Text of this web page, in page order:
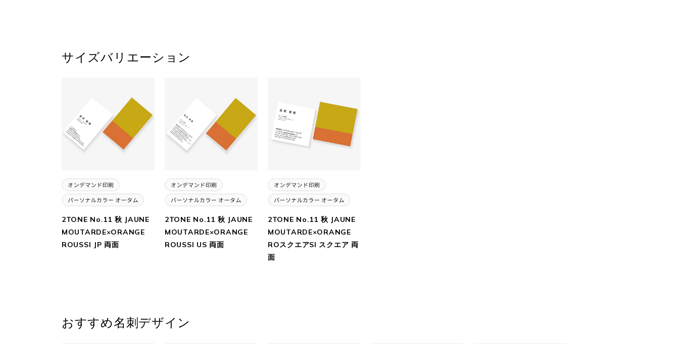
サイズバリエーション
2TONE No.11 秋 JAUNE
MOUTARDE×ORANGE
ROUSSI JP 両面
2TONE No.11 秋 JAUNE
MOUTARDE×ORANGE
ROUSSI US 両面
2TONE No.11 秋 JAUNE
MOUTARDE×ORANGE
ROスクエアSI スクエア 両
面
おすすめ名刺デザイン